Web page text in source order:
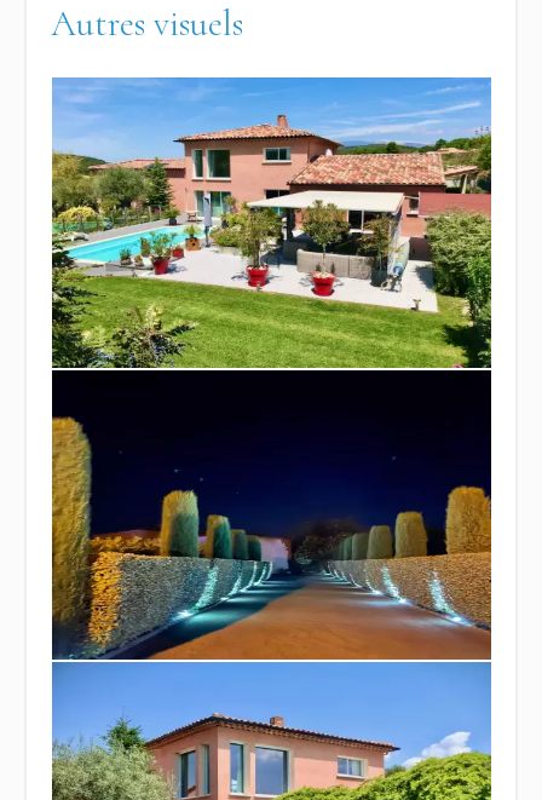
Autres visuels